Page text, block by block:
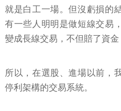
就是白工一場。但沒虧損的
有一些人明明是做短線交易
變成長線交易，不但賠了資
所以，在選股、進場以前，
停利架構的交易系統。